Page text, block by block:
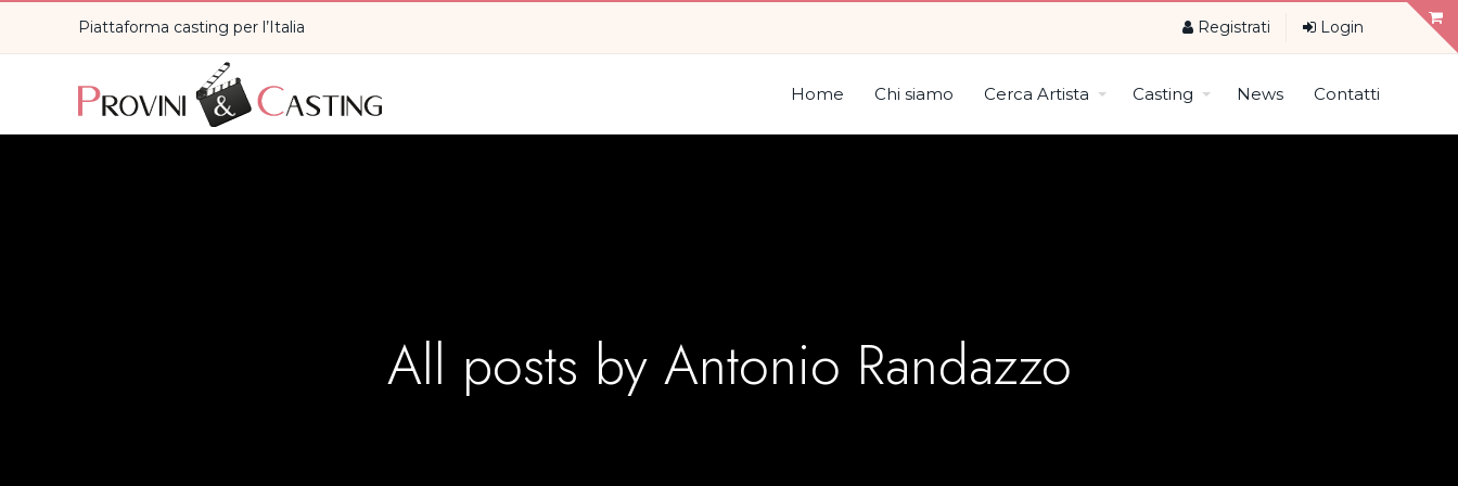
Piattaforma casting per l’Italia Registrati Login
Home Chi siamo Cerca Artista Casting News Contatti
All posts by Antonio Randazzo